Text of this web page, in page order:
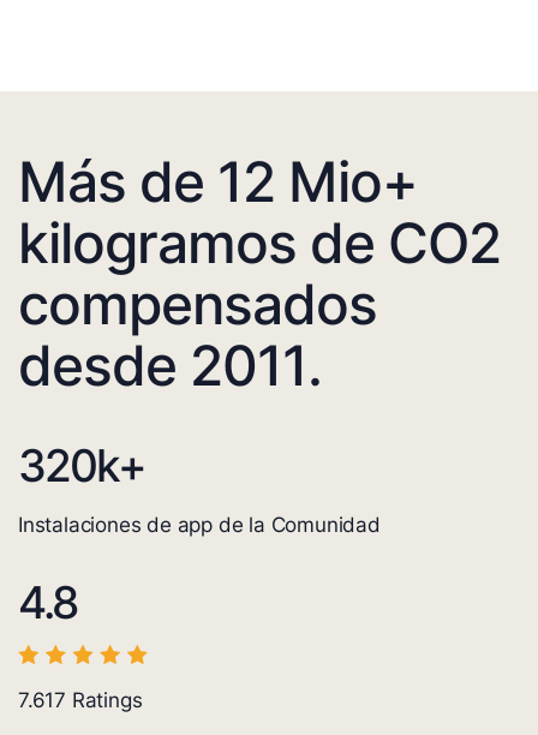
Más de 12 Mio+
kilogramos de CO2
compensados
desde 2011.
320k+
Instalaciones de app de la Comunidad
4.8
7.617 Ratings